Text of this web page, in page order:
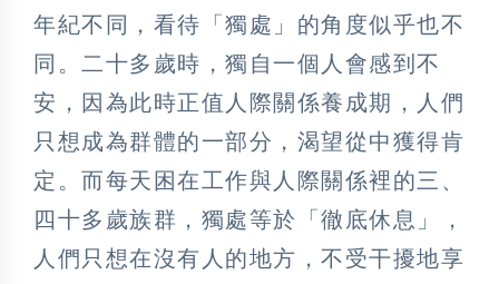
年紀不同，看待「獨處」的角度似乎也不
同。二十多歲時，獨自一個人會感到不
安，因為此時正值人際關係養成期，人們
只想成為群體的一部分，渴望從中獲得肯
定。而每天困在工作與人際關係裡的三、
四十多歲族群，獨處等於「徹底休息」，
人們只想在沒有人的地方，不受干擾地享